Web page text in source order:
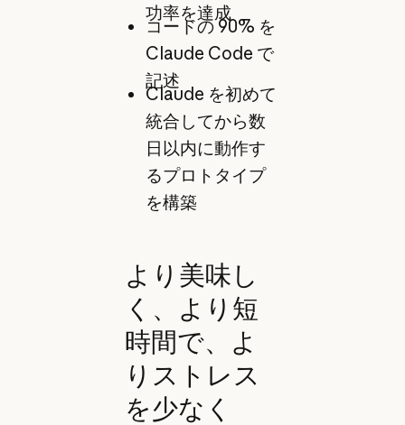
功率を達成
コードの 90% を
Claude Code で
記述
Claude を初めて
統合してから数
日以内に動作す
るプロトタイプ
を構築
より美味し
く、より短
時間で、よ
りストレス
を少なく